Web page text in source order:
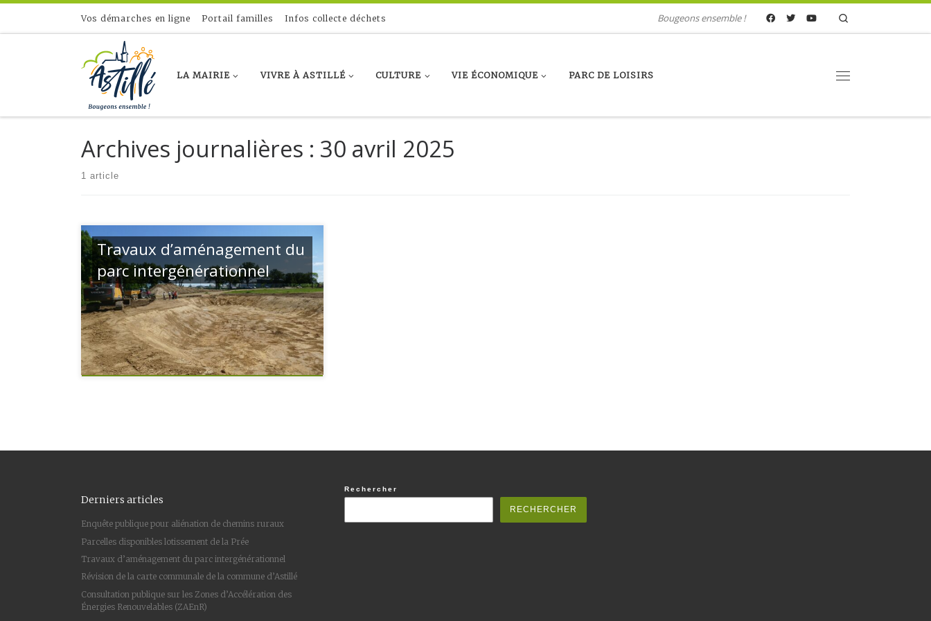
Skip to contentVos démarches en ligne Portail familles Infos collecte déchets Bougeons ensemble !
LA MAIRIE VIVRE À ASTILLÉ CULTURE VIE ÉCONOMIQUE PARC DE LOISIRS
Archives journalières : 30 avril 2025
1 article
Travaux d’aménagement du
parc intergénérationnel
Derniers articles
Enquête publique pour aliénation de chemins ruraux
Parcelles disponibles lotissement de la Prée
Travaux d’aménagement du parc intergénérationnel
Révision de la carte communale de la commune d’Astillé
Consultation publique sur les Zones d’Accélération des
Énergies Renouvelables (ZAEnR)
Rechercher
RECHERCHER